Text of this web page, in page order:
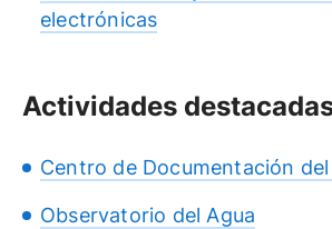
electrónicas
Actividades
Centro de Documentación del
Observatorio del Agua